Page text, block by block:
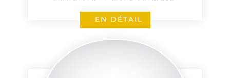
EN DÉTAIL